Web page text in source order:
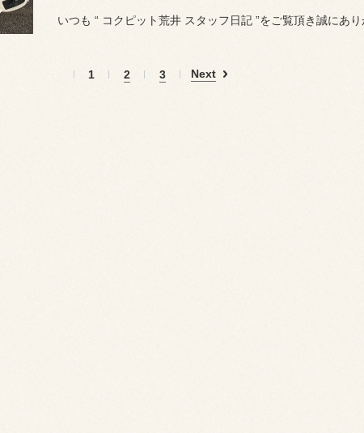
いつも “ コクピット荒井 スタッフ日記 ”をご覧頂き誠にあ
1 2 3 Next